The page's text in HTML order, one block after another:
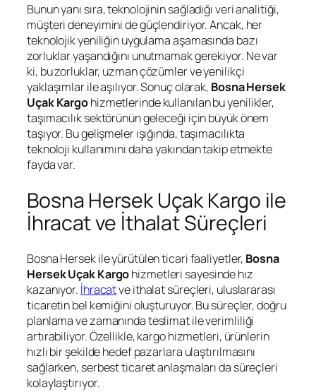
Bunun yanı sıra, teknolojinin sağladığı veri analitiği,
müşteri deneyimini de güçlendiriyor. Ancak, her
teknolojik yeniliğin uygulama aşamasında bazı
zorluklar yaşandığını unutmamak gerekiyor. Ne var
ki, bu zorluklar, uzman çözümler ve yenilikçi
yaklaşımlar ile aşılıyor. Sonuç olarak, Bosna Hersek
Uçak Kargohizmetlerinde kullanılan bu yenilikler,
taşımacılık sektörünün geleceği için büyük önem
taşıyor. Bu gelişmeler ışığında, taşımacılıkta
teknoloji kullanımını daha yakından takip etmekte
fayda var.
Bosna Hersek Uçak Kargo ile
İhracat ve İthalat Süreçleri
Bosna Hersek ile yürütülen ticari faaliyetler, Bosna
Hersek Uçak Kargohizmetleri sayesinde hız
kazanıyor. İhracatve ithalat süreçleri, uluslararası
ticaretin bel kemiğini oluşturuyor. Bu süreçler, doğru
planlama ve zamanında teslimat ile verimliliği
artırabiliyor. Özellikle, kargo hizmetleri, ürünlerin
hızlı bir şekilde hedef pazarlara ulaştırılmasını
sağlarken, serbest ticaret anlaşmaları da süreçleri
kolaylaştırıyor.